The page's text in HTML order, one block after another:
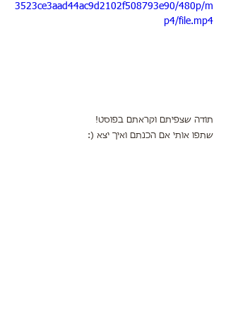
3523ce3aad44ac9d2102f508793e90/480p/m
p4/file.mp4
תודה שצפיתם וקראתם בפוסט!
שתפו אותי אם הכנתם ואיך יצא (: